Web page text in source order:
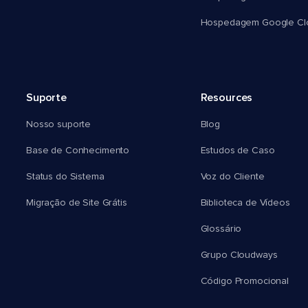
Hospedagem Google
Suporte
Nosso suporte
Base de Conhecimento
Status do Sistema
Migração de Site Grátis
Resources
Blog
Estudos de Caso
Voz do Cliente
Biblioteca de Vídeos
Glossário
Grupo Cloudways
Código Promocional